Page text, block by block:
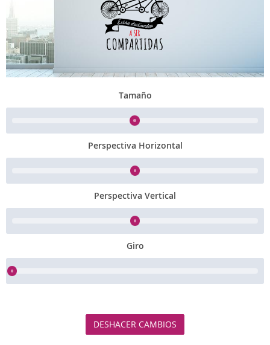
Tamaño
Perspectiva Horizontal
Perspectiva Vertical
Giro
DESHACER CAMBIOS